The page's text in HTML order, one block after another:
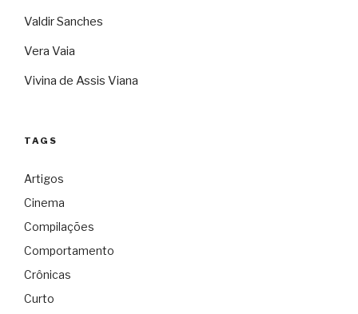
Valdir Sanches
Vera Vaia
Vivina de Assis Viana
TAGS
Artigos
Cinema
Compilações
Comportamento
Crônicas
Curto